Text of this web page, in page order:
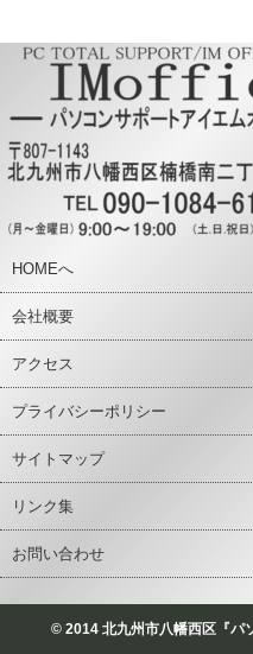
HOMEへ
会社概要
アクセス
プライバシーポリシー
サイトマップ
リンク集
お問い合わせ
© 2014 北九州市八幡西区『パ